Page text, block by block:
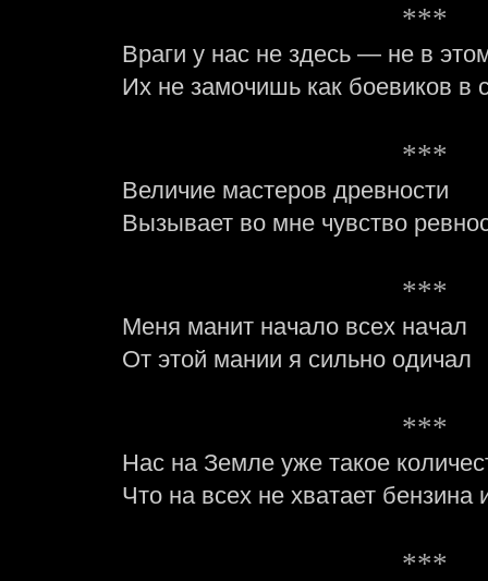
***
Враги у нас не здесь — не в
Их не замочишь как боевиков в
***
Величие мастеров древности
Вызывает во мне чувство
***
Меня манит начало всех начал
От этой мании я сильно одичал
***
Нас на Земле уже такое
Что на всех не хватает бензина
***